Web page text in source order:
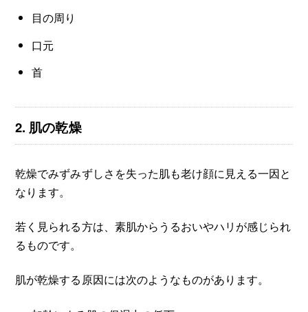
目の周り
口元
首
2. 肌の乾燥
乾燥でみずみずしさを失った肌も老け顔に見える一因と
なります。
若く見られる方は、素肌からうるおいやハリが感じられ
るものです。
肌が乾燥する原因には次のようなものがあります。